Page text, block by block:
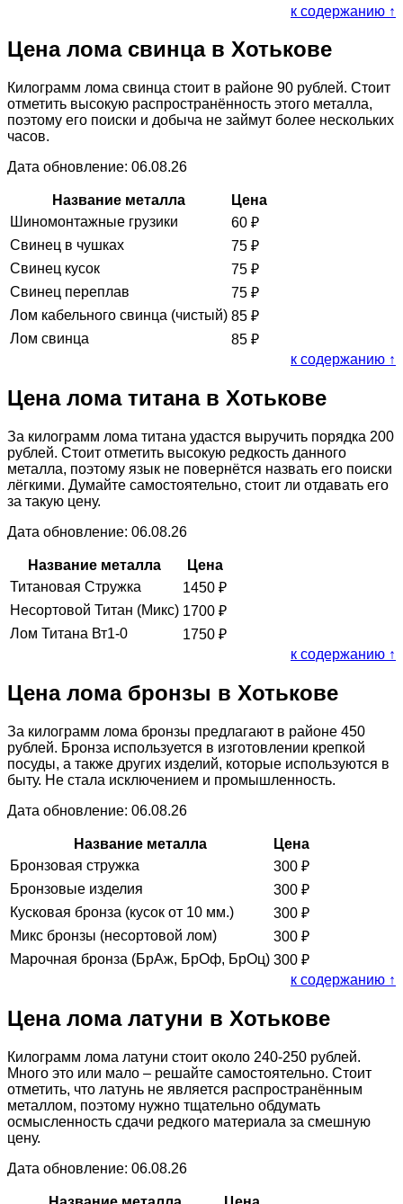
к содержанию ↑
Цена лома свинца в Хотькове
Килограмм лома свинца стоит в районе 90 рублей. Стоит
отметить высокую распространённость этого металла,
поэтому его поиски и добыча не займут более нескольких
часов.
Дата обновление: 06.08.26
Название металла
Цена
Шиномонтажные грузики
60 ₽
Свинец в чушках
75 ₽
Свинец кусок
75 ₽
Свинец переплав
75 ₽
Лом кабельного свинца (чистый) 85 ₽
Лом свинца
85 ₽
к содержанию ↑
Цена лома титана в Хотькове
За килограмм лома титана удастся выручить порядка 200
рублей. Стоит отметить высокую редкость данного
металла, поэтому язык не повернётся назвать его поиски
лёгкими. Думайте самостоятельно, стоит ли отдавать его
за такую цену.
Дата обновление: 06.08.26
Название металла
Цена
Титановая Стружка
1450 ₽
Несортовой Титан (Микс) 1700 ₽
Лом Титана Вт1-0
1750 ₽
к содержанию ↑
Цена лома бронзы в Хотькове
За килограмм лома бронзы предлагают в районе 450
рублей. Бронза используется в изготовлении крепкой
посуды, а также других изделий, которые используются в
быту. Не стала исключением и промышленность.
Дата обновление: 06.08.26
Название металла
Цена
Бронзовая стружка
300 ₽
Бронзовые изделия
300 ₽
Кусковая бронза (кусок от 10 мм.)
300 ₽
Микс бронзы (несортовой лом)
300 ₽
Марочная бронза (БрАж, БрОф, БрОц) 300 ₽
к содержанию ↑
Цена лома латуни в Хотькове
Килограмм лома латуни стоит около 240-250 рублей.
Много это или мало – решайте самостоятельно. Стоит
отметить, что латунь не является распространённым
металлом, поэтому нужно тщательно обдумать
осмысленность сдачи редкого материала за смешную
цену.
Дата обновление: 06.08.26